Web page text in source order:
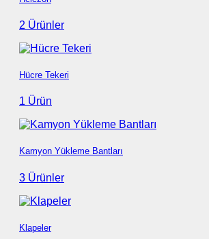
2 Ürünler
Hücre Tekeri
1 Ürün
Kamyon Yükleme Bantları
3 Ürünler
Klapeler